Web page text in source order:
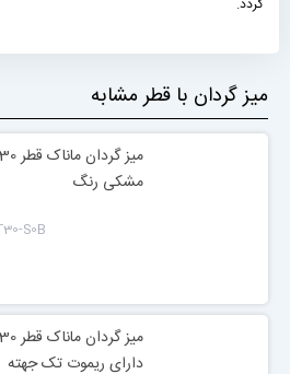
گردد.
میز گردان با قطر مشابه
مشکی رنگ
S0B
دارای ریموت تک جهته